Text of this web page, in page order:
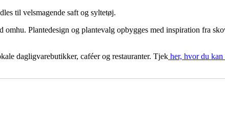
til velsmagende saft og syltetøj.
omhu. Plantedesign og plantevalg opbygges med inspiration fra
dagligvarebutikker, caféer og restauranter. Tjek her, hvor du